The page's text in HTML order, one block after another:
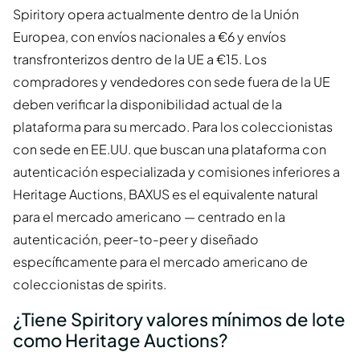
Spiritory opera actualmente dentro de la Unión
Europea, con envíos nacionales a €6 y envíos
transfronterizos dentro de la UE a €15. Los
compradores y vendedores con sede fuera de la UE
deben verificar la disponibilidad actual de la
plataforma para su mercado. Para los coleccionistas
con sede en EE.UU. que buscan una plataforma con
autenticación especializada y comisiones inferiores a
Heritage Auctions, BAXUS es el equivalente natural
para el mercado americano — centrado en la
autenticación, peer-to-peer y diseñado
específicamente para el mercado americano de
coleccionistas de spirits.
¿Tiene Spiritory valores mínimos de lote
como Heritage Auctions?